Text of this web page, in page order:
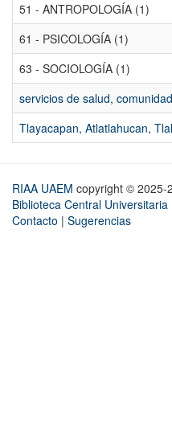
51 - ANTROPOLOGÍA (1)
61 - PSICOLOGÍA (1)
63 - SOCIOLOGÍA (1)
servicios de salud,
Tlayacapan, Atlatlahucan,
RIAA UAEM copyright © 2025-
Biblioteca Central Universitaria
Contacto | Sugerencias